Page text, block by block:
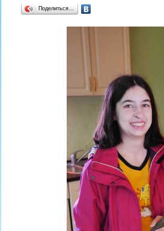
Поделиться…